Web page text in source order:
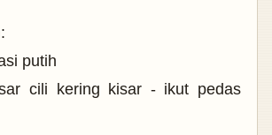
putih
cili kering kisar - ikut pedas